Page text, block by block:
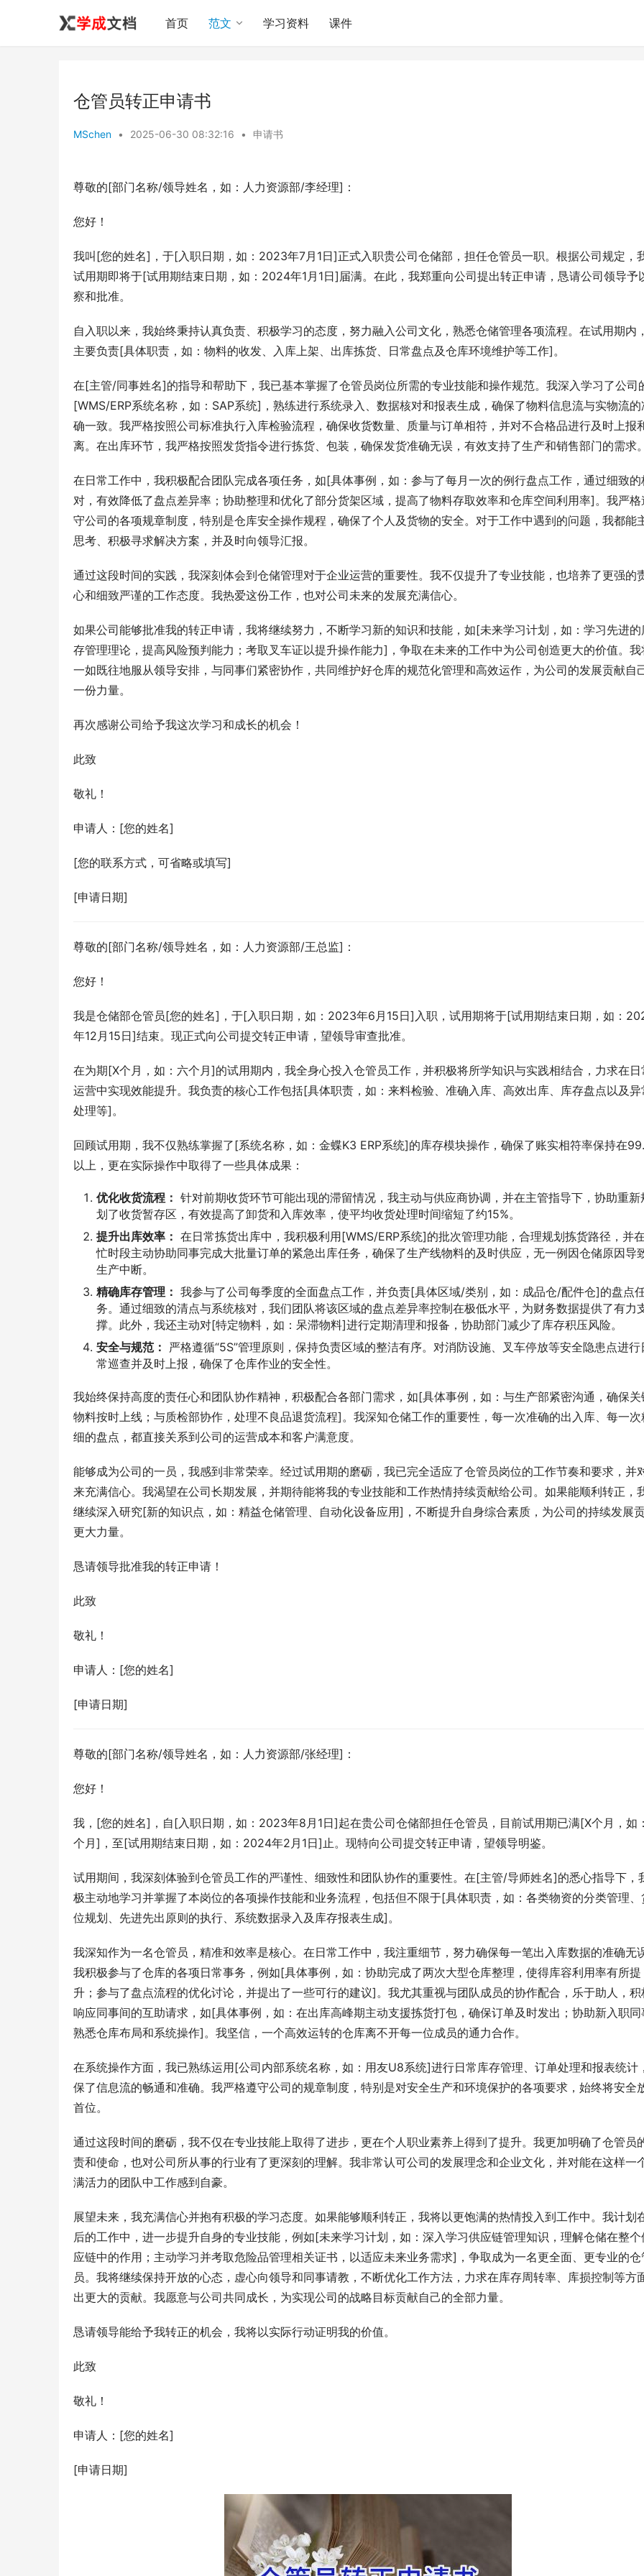
首页 范文 学习资料 课件
仓管员转正申请书
MSchen • 2025-06-30 08:32:16 • 申请书
尊敬的[部门名称/领导姓名，如：人力资源部/李经理]：
您好！
我叫[您的姓名]，于[入职日期，如：2023年7月1日]正式入职贵公司仓储部，担任仓管员一职。根据公司规定，
试用期即将于[试用期结束日期，如：2024年1月1日]届满。在此，我郑重向公司提出转正申请，恳请公司领导予
察和批准。
自入职以来，我始终秉持认真负责、积极学习的态度，努力融入公司文化，熟悉仓储管理各项流程。在试用期内
主要负责[具体职责，如：物料的收发、入库上架、出库拣货、日常盘点及仓库环境维护等工作]。
在[主管/同事姓名]的指导和帮助下，我已基本掌握了仓管员岗位所需的专业技能和操作规范。我深入学习了公司
[WMS/ERP系统名称，如：SAP系统]，熟练进行系统录入、数据核对和报表生成，确保了物料信息流与实物流的
确一致。我严格按照公司标准执行入库检验流程，确保收货数量、质量与订单相符，并对不合格品进行及时上报
离。在出库环节，我严格按照发货指令进行拣货、包装，确保发货准确无误，有效支持了生产和销售部门的需求
在日常工作中，我积极配合团队完成各项任务，如[具体事例，如：参与了每月一次的例行盘点工作，通过细致的
对，有效降低了盘点差异率；协助整理和优化了部分货架区域，提高了物料存取效率和仓库空间利用率]。我严格
守公司的各项规章制度，特别是仓库安全操作规程，确保了个人及货物的安全。对于工作中遇到的问题，我都能
思考、积极寻求解决方案，并及时向领导汇报。
通过这段时间的实践，我深刻体会到仓储管理对于企业运营的重要性。我不仅提升了专业技能，也培养了更强的
心和细致严谨的工作态度。我热爱这份工作，也对公司未来的发展充满信心。
如果公司能够批准我的转正申请，我将继续努力，不断学习新的知识和技能，如[未来学习计划，如：学习先进的
存管理理论，提高风险预判能力；考取叉车证以提升操作能力]，争取在未来的工作中为公司创造更大的价值。我
一如既往地服从领导安排，与同事们紧密协作，共同维护好仓库的规范化管理和高效运作，为公司的发展贡献自
一份力量。
再次感谢公司给予我这次学习和成长的机会！
此致
敬礼！
申请人：[您的姓名]
[您的联系方式，可省略或填写]
[申请日期]
尊敬的[部门名称/领导姓名，如：人力资源部/王总监]：
您好！
我是仓储部仓管员[您的姓名]，于[入职日期，如：2023年6月15日]入职，试用期将于[试用期结束日期，如：
年12月15日]结束。现正式向公司提交转正申请，望领导审查批准。
在为期[X个月，如：六个月]的试用期内，我全身心投入仓管员工作，并积极将所学知识与实践相结合，力求在日
运营中实现效能提升。我负责的核心工作包括[具体职责，如：来料检验、准确入库、高效出库、库存盘点以及异
处理等]。
回顾试用期，我不仅熟练掌握了[系统名称，如：金蝶K3 ERP系统]的库存模块操作，确保了账实相符率保持在
以上，更在实际操作中取得了一些具体成果：
优化收货流程： 针对前期收货环节可能出现的滞留情况，我主动与供应商协调，并在主管指导下，协助重新
划了收货暂存区，有效提高了卸货和入库效率，使平均收货处理时间缩短了约15%。
提升出库效率： 在日常拣货出库中，我积极利用[WMS/ERP系统]的批次管理功能，合理规划拣货路径，并
忙时段主动协助同事完成大批量订单的紧急出库任务，确保了生产线物料的及时供应，无一例因仓储原因导
生产中断。
精确库存管理： 我参与了公司每季度的全面盘点工作，并负责[具体区域/类别，如：成品仓/配件仓]的盘点
务。通过细致的清点与系统核对，我们团队将该区域的盘点差异率控制在极低水平，为财务数据提供了有力
撑。此外，我还主动对[特定物料，如：呆滞物料]进行定期清理和报备，协助部门减少了库存积压风险。
安全与规范： 严格遵循“5S”管理原则，保持负责区域的整洁有序。对消防设施、叉车停放等安全隐患点进行
常巡查并及时上报，确保了仓库作业的安全性。
我始终保持高度的责任心和团队协作精神，积极配合各部门需求，如[具体事例，如：与生产部紧密沟通，确保关
物料按时上线；与质检部协作，处理不良品退货流程]。我深知仓储工作的重要性，每一次准确的出入库、每一次
细的盘点，都直接关系到公司的运营成本和客户满意度。
能够成为公司的一员，我感到非常荣幸。经过试用期的磨砺，我已完全适应了仓管员岗位的工作节奏和要求，并
来充满信心。我渴望在公司长期发展，并期待能将我的专业技能和工作热情持续贡献给公司。如果能顺利转正，
继续深入研究[新的知识点，如：精益仓储管理、自动化设备应用]，不断提升自身综合素质，为公司的持续发展
更大力量。
恳请领导批准我的转正申请！
此致
敬礼！
申请人：[您的姓名]
[申请日期]
尊敬的[部门名称/领导姓名，如：人力资源部/张经理]：
您好！
我，[您的姓名]，自[入职日期，如：2023年8月1日]起在贵公司仓储部担任仓管员，目前试用期已满[X个月，如
个月]，至[试用期结束日期，如：2024年2月1日]止。现特向公司提交转正申请，望领导明鉴。
试用期间，我深刻体验到仓管员工作的严谨性、细致性和团队协作的重要性。在[主管/导师姓名]的悉心指导下，
极主动地学习并掌握了本岗位的各项操作技能和业务流程，包括但不限于[具体职责，如：各类物资的分类管理、
位规划、先进先出原则的执行、系统数据录入及库存报表生成]。
我深知作为一名仓管员，精准和效率是核心。在日常工作中，我注重细节，努力确保每一笔出入库数据的准确无
我积极参与了仓库的各项日常事务，例如[具体事例，如：协助完成了两次大型仓库整理，使得库容利用率有所提
升；参与了盘点流程的优化讨论，并提出了一些可行的建议]。我尤其重视与团队成员的协作配合，乐于助人，积
响应同事间的互助请求，如[具体事例，如：在出库高峰期主动支援拣货打包，确保订单及时发出；协助新入职同
熟悉仓库布局和系统操作]。我坚信，一个高效运转的仓库离不开每一位成员的通力合作。
在系统操作方面，我已熟练运用[公司内部系统名称，如：用友U8系统]进行日常库存管理、订单处理和报表统计
保了信息流的畅通和准确。我严格遵守公司的规章制度，特别是对安全生产和环境保护的各项要求，始终将安全
首位。
通过这段时间的磨砺，我不仅在专业技能上取得了进步，更在个人职业素养上得到了提升。我更加明确了仓管员
责和使命，也对公司所从事的行业有了更深刻的理解。我非常认可公司的发展理念和企业文化，并对能在这样一
满活力的团队中工作感到自豪。
展望未来，我充满信心并抱有积极的学习态度。如果能够顺利转正，我将以更饱满的热情投入到工作中。我计划
后的工作中，进一步提升自身的专业技能，例如[未来学习计划，如：深入学习供应链管理知识，理解仓储在整个
应链中的作用；主动学习并考取危险品管理相关证书，以适应未来业务需求]，争取成为一名更全面、更专业的仓
员。我将继续保持开放的心态，虚心向领导和同事请教，不断优化工作方法，力求在库存周转率、库损控制等方
出更大的贡献。我愿意与公司共同成长，为实现公司的战略目标贡献自己的全部力量。
恳请领导能给予我转正的机会，我将以实际行动证明我的价值。
此致
敬礼！
申请人：[您的姓名]
[申请日期]